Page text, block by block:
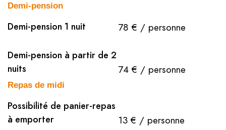
Demi-pension
Demi-pension 1 nuit 78 € / personne
Demi-pension à partir de 2
nuits
74 € / personne
Repas de midi
Possibilité de panier-repas
à emporter
13 € / personne